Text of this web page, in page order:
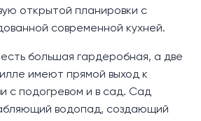
открытой планировки с
современной кухней.
большая гардеробная, а две
имеют прямой выход к
с подогревом и в сад. Сад
водопад, создающий